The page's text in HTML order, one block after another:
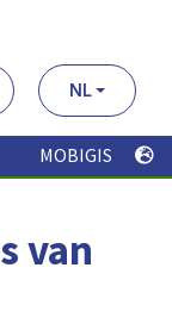
NL
MOBIGIS
van